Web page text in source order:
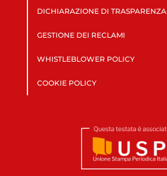
DICHIARAZIONE DI TRASPARENZA
GESTIONE DEI RECLAMI
WHISTLEBLOWER POLICY
COOKIE POLICY